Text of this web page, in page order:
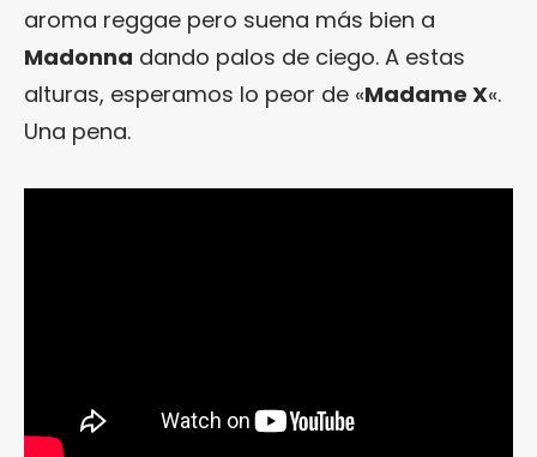
aroma reggae pero suena más bien a
Madonna dando palos de ciego. A estas
alturas, esperamos lo peor de «Madame X«.
Una pena.